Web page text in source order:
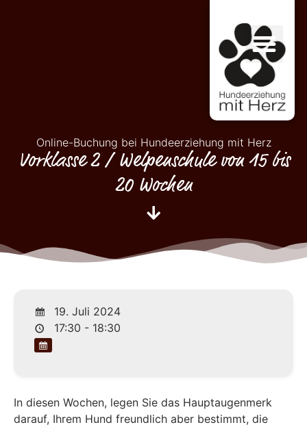
Online-Buchung bei Hundeerziehung mit Herz
Vorklasse 2 / Welpenschule von 15 bis
20 Wochen
19. Juli 2024
17:30 - 18:30
In diesen Wochen, legen Sie das Hauptaugenmerk
darauf, Ihrem Hund freundlich aber bestimmt, die